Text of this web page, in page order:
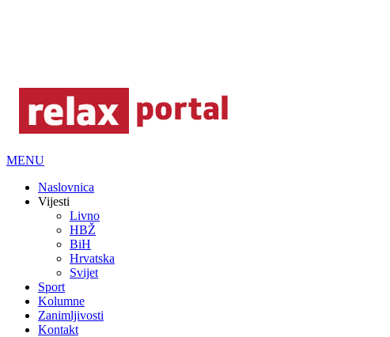
MENU
Naslovnica
Vijesti
Livno
HBŽ
BiH
Hrvatska
Svijet
Sport
Kolumne
Zanimljivosti
Kontakt